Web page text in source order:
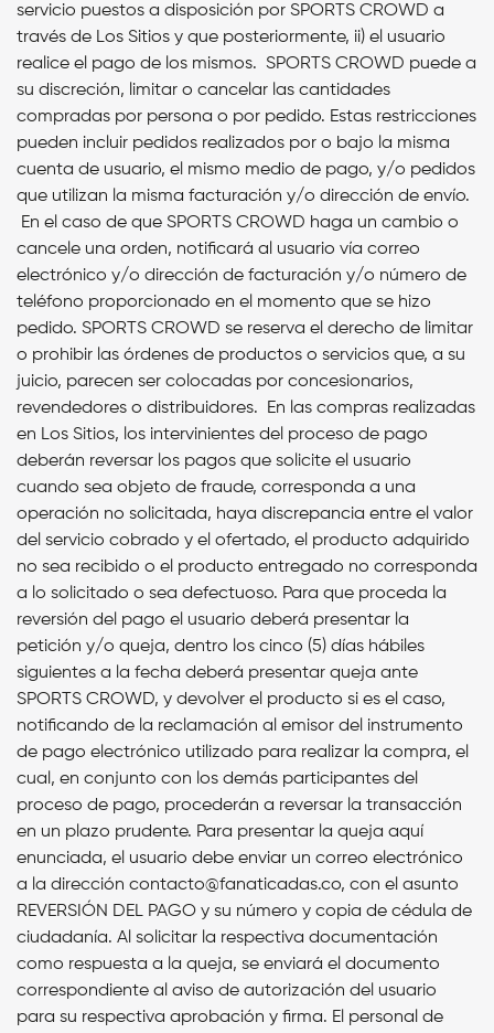
servicio puestos a disposición por SPORTS CROWD a
través de Los Sitios y que posteriormente, ii) el usuario
realice el pago de los mismos. SPORTS CROWD puede a
su discreción, limitar o cancelar las cantidades
compradas por persona o por pedido. Estas restricciones
pueden incluir pedidos realizados por o bajo la misma
cuenta de usuario, el mismo medio de pago, y/o pedidos
que utilizan la misma facturación y/o dirección de envío.
En el caso de que SPORTS CROWD haga un cambio o
cancele una orden, notificará al usuario vía correo
electrónico y/o dirección de facturación y/o número de
teléfono proporcionado en el momento que se hizo
pedido. SPORTS CROWD se reserva el derecho de limitar
o prohibir las órdenes de productos o servicios que, a su
juicio, parecen ser colocadas por concesionarios,
revendedores o distribuidores. En las compras realizadas
en Los Sitios, los intervinientes del proceso de pago
deberán reversar los pagos que solicite el usuario
cuando sea objeto de fraude, corresponda a una
operación no solicitada, haya discrepancia entre el valor
del servicio cobrado y el ofertado, el producto adquirido
no sea recibido o el producto entregado no corresponda
a lo solicitado o sea defectuoso. Para que proceda la
reversión del pago el usuario deberá presentar la
petición y/o queja, dentro los cinco (5) días hábiles
siguientes a la fecha deberá presentar queja ante
SPORTS CROWD, y devolver el producto si es el caso,
notificando de la reclamación al emisor del instrumento
de pago electrónico utilizado para realizar la compra, el
cual, en conjunto con los demás participantes del
proceso de pago, procederán a reversar la transacción
en un plazo prudente. Para presentar la queja aquí
enunciada, el usuario debe enviar un correo electrónico
a la dirección contacto@fanaticadas.co, con el asunto
REVERSIÓN DEL PAGO y su número y copia de cédula de
ciudadanía. Al solicitar la respectiva documentación
como respuesta a la queja, se enviará el documento
correspondiente al aviso de autorización del usuario
para su respectiva aprobación y firma. El personal de